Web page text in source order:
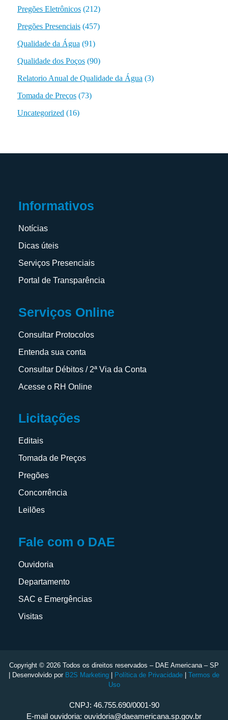
Pregões Eletrônicos(212)
Pregões Presenciais(457)
Qualidade da Água (91)
Qualidade dos Poços(90)
Relatorio Anual de Qualidade da Água (3)
Tomada de Preços(73)
Uncategorized (16)
Informativos
Notícias
Dicas úteis
Serviços Presenciais
Portal de Transparência
Serviços Online
Consultar Protocolos
Entenda sua conta
Consultar Débitos / 2ª Via da Conta
Acesse o RH Online
Licitações
Editais
Tomada de Preços
Pregões
Concorrência
Leilões
Fale com o DAE
Ouvidoria
Departamento
SAC e Emergências
Visitas
Copyright © 2026 Todos os direitos reservados – DAE Americana – SP
| Desenvolvido por B2S Marketing | Política de Privacidade | Termos de
Uso
CNPJ: 46.755.690/0001-90
E-mail ouvidoria: ouvidoria@daeamericana.sp.gov.br